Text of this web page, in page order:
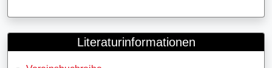
Literaturinformationen